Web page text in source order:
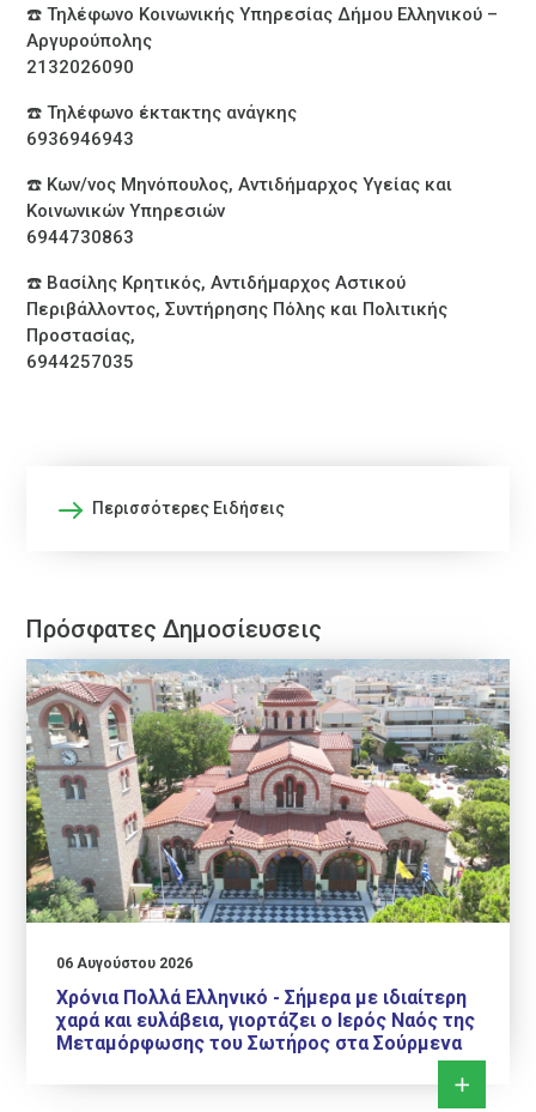
☎️ Τηλέφωνο Κοινωνικής Υπηρεσίας Δήμου Ελληνικού –
Αργυρούπολης
2132026090
☎️ Τηλέφωνο έκτακτης ανάγκης
6936946943
☎️ Κων/νος Μηνόπουλος, Αντιδήμαρχος Υγείας και
Κοινωνικών Υπηρεσιών
6944730863
☎️ Βασίλης Κρητικός, Αντιδήμαρχος Αστικού
Περιβάλλοντος, Συντήρησης Πόλης και Πολιτικής
Προστασίας,
6944257035
Περισσότερες Ειδήσεις
Πρόσφατες Δημοσίευσεις
06 Αυγούστου 2026
Χρόνια Πολλά Ελληνικό - Σήμερα με ιδιαίτερη
χαρά και ευλάβεια, γιορτάζει ο Ιερός Ναός της
Μεταμόρφωσης του Σωτήρος στα Σούρμενα